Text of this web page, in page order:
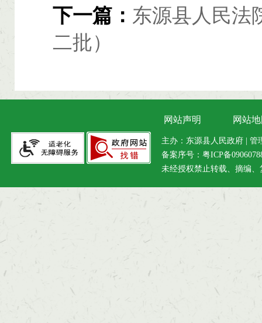
下一篇： 东源县人民法
二批）
网站声明 网站
主办：东源县人民政府 | 管
备案序号： 粤ICP备
未经授权禁止转载、摘编